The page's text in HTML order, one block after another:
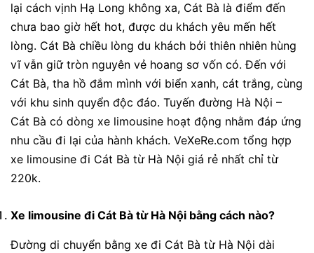
lại cách vịnh Hạ Long không xa, Cát Bà là điểm đến
chưa bao giờ hết hot, được du khách yêu mến hết
lòng. Cát Bà chiều lòng du khách bởi thiên nhiên hùng
vĩ vẫn giữ tròn nguyên vẻ hoang sơ vốn có. Đến với
Cát Bà, tha hồ đắm mình với biển xanh, cát trắng, cùng
với khu sinh quyển độc đáo. Tuyến đường Hà Nội –
Cát Bà có dòng xe limousine hoạt động nhằm đáp ứng
nhu cầu đi lại của hành khách. VeXeRe.com tổng hợp
xe limousine đi Cát Bà từ Hà Nội giá rẻ nhất chỉ từ
220k.
Xe limousine đi Cát Bà từ Hà Nội bằng cách nào?
Đường di chuyển bằng xe đi Cát Bà từ Hà Nội dài